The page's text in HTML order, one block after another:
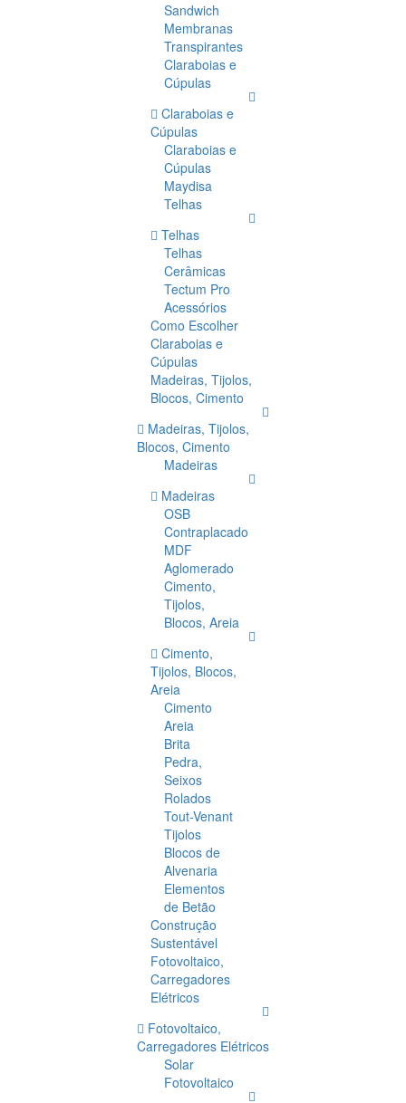
Sandwich
Membranas
Transpirantes
Claraboias e
Cúpulas
Claraboias e
Cúpulas
Claraboias e
Cúpulas
Maydisa
Telhas
Telhas
Telhas
Cerâmicas
Tectum Pro
Acessórios
Como Escolher
Claraboias e
Cúpulas
Madeiras, Tijolos,
Blocos, Cimento
Madeiras, Tijolos,
Blocos, Cimento
Madeiras
Madeiras
OSB
Contraplacado
MDF
Aglomerado
Cimento,
Tijolos,
Blocos, Areia
Cimento,
Tijolos, Blocos,
Areia
Cimento
Areia
Brita
Pedra,
Seixos
Rolados
Tout-Venant
Tijolos
Blocos de
Alvenaria
Elementos
de Betão
Construção
Sustentável
Fotovoltaico,
Carregadores
Elétricos
Fotovoltaico,
Carregadores Elétricos
Solar
Fotovoltaico